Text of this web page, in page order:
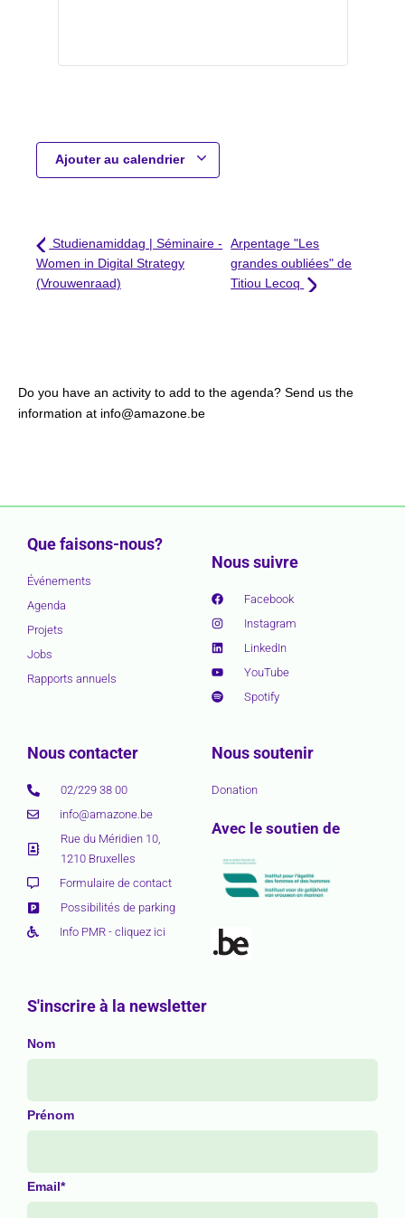
Ajouter au calendrier
Studienamiddag | Séminaire -
Women in Digital Strategy
(Vrouwenraad)
Arpentage "Les
grandes oubliées" de
Titiou Lecoq
Do you have an activity to add to the agenda? Send us the
information at info@amazone.be
Que faisons-nous?
Événements
Agenda
Projets
Jobs
Rapports annuels
Nous suivre
Facebook
Instagram
LinkedIn
YouTube
Spotify
Nous contacter
02/229 38 00
info@amazone.be
Rue du Méridien 10,
1210 Bruxelles
Formulaire de contact
Possibilités de parking
Info PMR - cliquez ici
Nous soutenir
Donation
Avec le soutien de
S'inscrire à la newsletter
Nom
Prénom
Email*